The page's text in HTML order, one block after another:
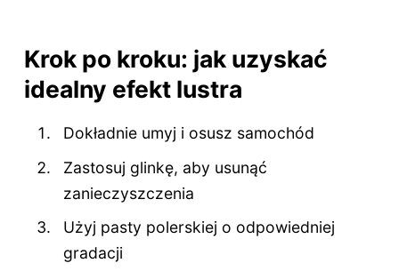
Krok po kroku: jak uzyskać
idealny efekt lustra
Dokładnie umyj i osusz samochód
Zastosuj glinkę, aby usunąć
zanieczyszczenia
Użyj pasty polerskiej o odpowiedniej
gradacji